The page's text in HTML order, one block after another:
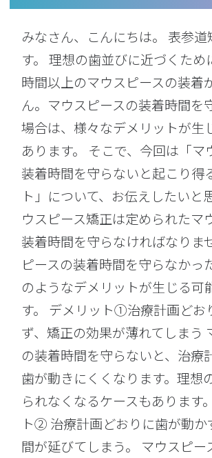
みなさん、こんにちは。 表参
す。 理想の歯並びに近づくため
時間以上のマウスピースの装着
ん。マウスピースの装着時間を
場合は、様々なデメリットが生
あります。 そこで、今回は「マ
装着時間を守らないと起こり得
ト」について、お伝えしたいと
ウスピース矯正は定められたマ
装着時間を守らなければなりま
ピースの装着時間を守らなかっ
のようなデメリットが生じる可
す。 デメリット①治療計画どお
ず、矯正の効果が薄れてしまう
の装着時間を守らないと、治療
歯が動きにくくなります。理想
られなくなるケースもありま
ト② 治療計画どおりに歯が動か
間が延びてしまう。 マウスピー